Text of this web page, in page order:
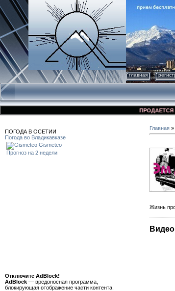
главная
ПРОДАЕТСЯ 4-
ПОГОДА В ОСЕТИИ
Погода во Владикавказе
Gismeteo
Прогноз на 2 недели
Отключите AdBlock!
AdBlock — вредоносная программа,
блокирующая отображение части контента.
Главная »
Жизнь